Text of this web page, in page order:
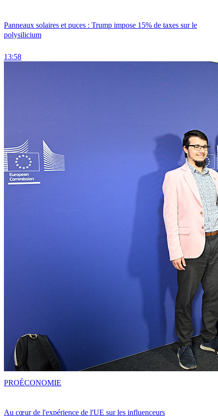
Panneaux solaires et puces : Trump impose 15% de taxes sur le
polysilicium
13:58
Au cœur de l'expérience de l'UE sur les influenceurs
PROÉCONOMIE